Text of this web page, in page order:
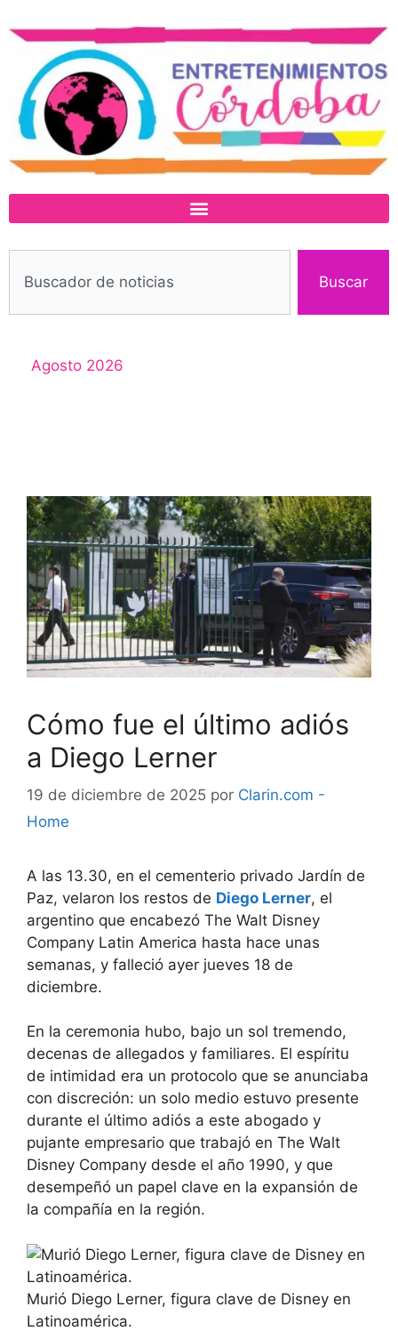
Buscar
Agosto 2026
Cómo fue el último adiós
a Diego Lerner
19 de diciembre de 2025 por Clarin.com -
Home
A las 13.30, en el cementerio privado Jardín de
Paz, velaron los restos de Diego Lerner, el
argentino que encabezó The Walt Disney
Company Latin America hasta hace unas
semanas, y falleció ayer jueves 18 de
diciembre.
En la ceremonia hubo, bajo un sol tremendo,
decenas de allegados y familiares. El espíritu
de intimidad era un protocolo que se anunciaba
con discreción: un solo medio estuvo presente
durante el último adiós a este abogado y
pujante empresario que trabajó en The Walt
Disney Company desde el año 1990, y que
desempeñó un papel clave en la expansión de
la compañía en la región.
Murió Diego Lerner, figura clave de Disney en
Latinoamérica.